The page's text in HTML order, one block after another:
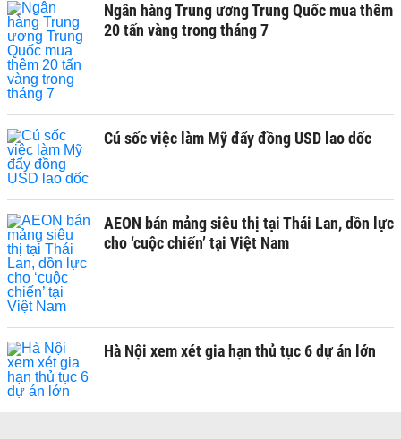
Ngân hàng Trung ương Trung Quốc mua thêm
20 tấn vàng trong tháng 7
Cú sốc việc làm Mỹ đẩy đồng USD lao dốc
AEON bán mảng siêu thị tại Thái Lan, dồn lực
cho ‘cuộc chiến’ tại Việt Nam
Hà Nội xem xét gia hạn thủ tục 6 dự án lớn